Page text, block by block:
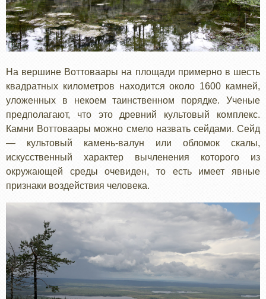
На вершине Воттоваары на площади примерно в шесть
квадратных километров находится около 1600 камней,
уложенных в некоем таинственном порядке. Ученые
предполагают, что это древний культовый комплекс.
Камни Воттоваары можно смело назвать сейдами. Сейд
— культовый камень-валун или обломок скалы,
искусственный характер вычленения которого из
окружающей среды очевиден, то есть имеет явные
признаки воздействия человека.